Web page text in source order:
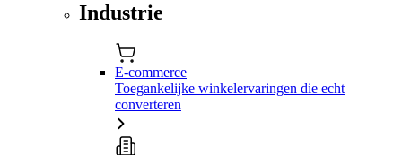
Industrie
E-commerce
Toegankelijke winkelervaringen die echt
converteren